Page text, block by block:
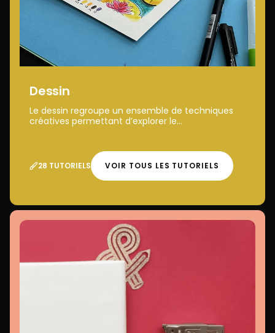
Dessin
Le dessin regroupe un ensemble de techniques
créatives permettant d’explorer le...
28 TUTORIELS VOIR TOUS LES TUTORIELS